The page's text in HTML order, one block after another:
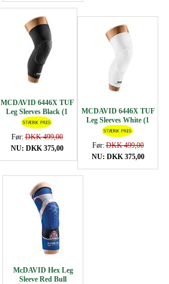
MCDAVID 6446X TUF
Leg Sleeves Black (1
par)
Før:DKK 499,00
NU: DKK 375,00
MCDAVID 6446X TUF
Leg Sleeves White (1
par)
Før:DKK 499,00
NU: DKK 375,00
McDAVID Hex Leg
Sleeve Red Bull